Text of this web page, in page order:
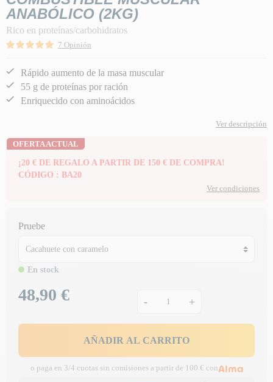
ANABÓLICO (2KG)
Rico en proteínas/carbohidratos
7 Opinión
Rápido aumento de la masa muscular
55 g de proteínas por ración
Enriquecido con aminoácidos
Ver descripción
OFERTA ACTUAL
¡20 € DE REGALO A PARTIR DE 150 € DE COMPRA!
CÓDIGO : BA20
Ver condiciones
Pruebe
En stock
Precio
48,90 € - +
AÑADIR AL CARRITO
o paga en 3/4 cuotas sin comisiones a partir de 100 € con